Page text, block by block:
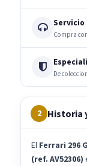
Servicio
Compra
De
2 Historia
El Ferrari 296
(ref. AV52306)